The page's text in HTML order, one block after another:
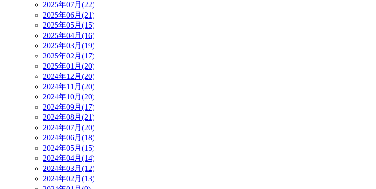
2025年07月(22)
2025年06月(21)
2025年05月(15)
2025年04月(16)
2025年03月(19)
2025年02月(17)
2025年01月(20)
2024年12月(20)
2024年11月(20)
2024年10月(20)
2024年09月(17)
2024年08月(21)
2024年07月(20)
2024年06月(18)
2024年05月(15)
2024年04月(14)
2024年03月(12)
2024年02月(13)